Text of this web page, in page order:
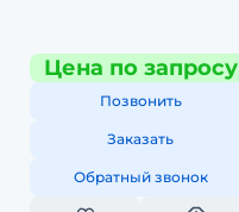
Цена по запросу
Позвонить
Заказать
Обратный звонок